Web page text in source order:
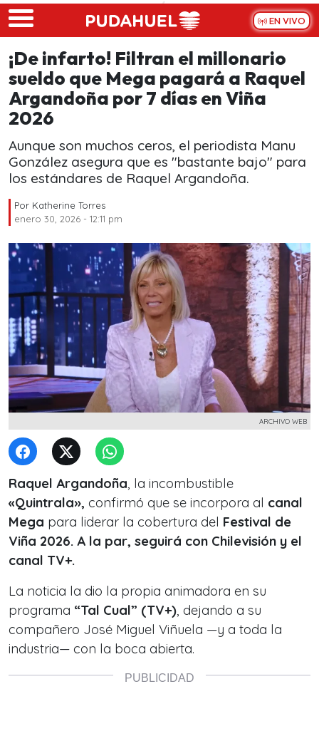
Skip to main content
EN VIVO
¡De infarto! Filtran el millonario
sueldo que Mega pagará a Raquel
Argandoña por 7 días en Viña
2026
Aunque son muchos ceros, el periodista Manu
González asegura que es "bastante bajo" para
los estándares de Raquel Argandoña.
Por Katherine Torres
enero 30, 2026 - 12:11 pm
ARCHIVO WEB
Raquel Argandoña, la incombustible
«Quintrala», confirmó que se incorpora al canal
Mega para liderar la cobertura del Festival de
Viña 2026. A la par, seguirá con Chilevisión y el
canal TV+.
La noticia la dio la propia animadora en su
programa “Tal Cual” (TV+), dejando a su
compañero José Miguel Viñuela —y a toda la
industria— con la boca abierta.